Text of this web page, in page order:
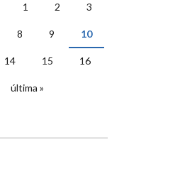
1 2 3
8 9 10
14 15 16
última »